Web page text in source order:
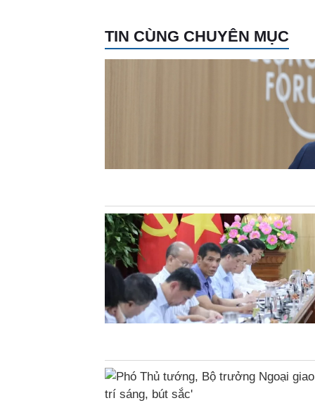
TIN CÙNG CHUYÊN MỤC